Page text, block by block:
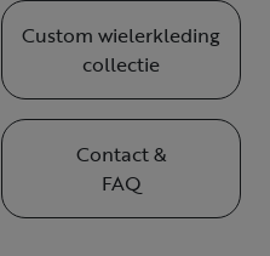
Custom wielerkleding
collectie
Contact &
FAQ